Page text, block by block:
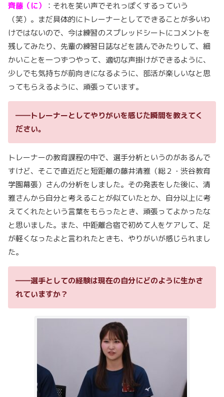
齊藤（に）
：それを笑い声でそれっぽくするっていう
（笑）。まだ具体的にトレーナーとしてできることが多いわ
けではないので、今は練習のスプレッドシートにコメントを
残してみたり、先輩の練習日誌などを読んでみたりして、細
かいことを一つずつやって、適切な声掛けができるように、
少しでも気持ちが前向きになるように、部活が楽しいなと思
ってもらえるように、頑張っています。
――トレーナーとしてやりがいを感じた瞬間を教えてく
ださい。
トレーナーの教育課程の中で、選手分析というのがあるんで
すけど、そこで直近だと短距離の藤井清雅（総２・渋谷教育
学園幕張）さんの分析をしました。その発表をした後に、清
雅さんから自分と考えることが似ていたとか、自分以上に考
えてくれたという言葉をもらったとき、頑張ってよかったな
と思いました。また、中距離合宿で初めて人をケアして、足
が軽くなったよと言われたときも、やりがいが感じられまし
た。
――選手としての経験は現在の自分にどのように生かさ
れていますか？